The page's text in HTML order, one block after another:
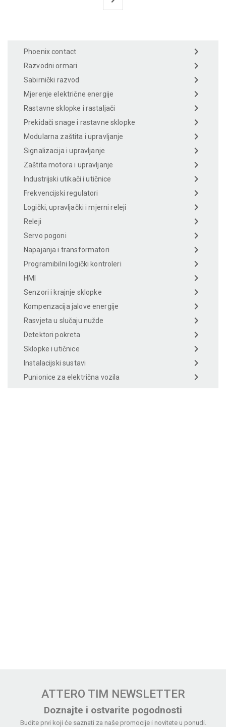
Phoenix contact
Razvodni ormari
Sabirnički razvod
Mjerenje električne energije
Rastavne sklopke i rastaljači
Prekidači snage i rastavne sklopke
Modularna zaštita i upravljanje
Signalizacija i upravljanje
Zaštita motora i upravljanje
Industrijski utikači i utičnice
Frekvencijski regulatori
Logički, upravljački i mjerni releji
Releji
Servo pogoni
Napajanja i transformatori
Programibilni logički kontroleri
HMI
Senzori i krajnje sklopke
Kompenzacija jalove energije
Rasvjeta u slučaju nužde
Detektori pokreta
Sklopke i utičnice
Instalacijski sustavi
Punionice za električna vozila
ATTERO TIM NEWSLETTER
Doznajte i ostvarite pogodnosti
Budite prvi koji će saznati za naše promocije i novitete u ponudi.